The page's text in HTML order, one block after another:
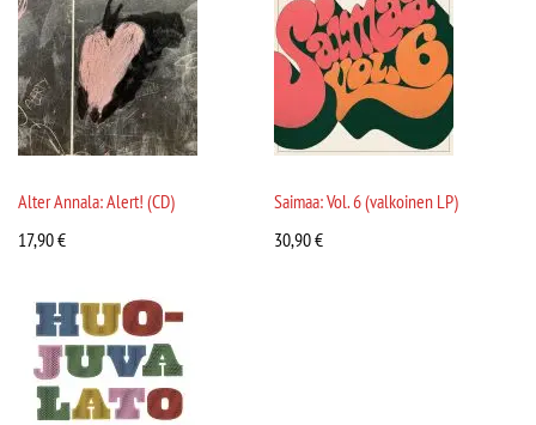
Alter Annala: Alert! (CD)
17,90€
Saimaa: Vol. 6 (valkoinen LP)
30,90€